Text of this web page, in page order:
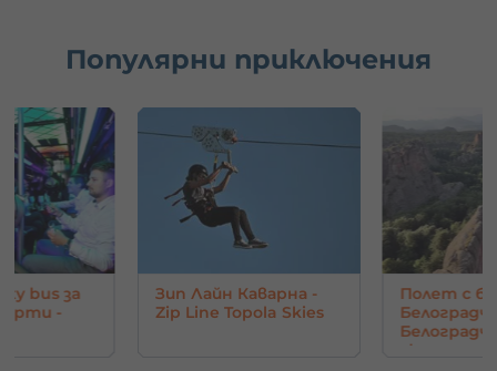
Популярни приключения
за
Зип Лайн Каварна -
Zip Line Topola Skies
Полет с балон
Белоградчик и